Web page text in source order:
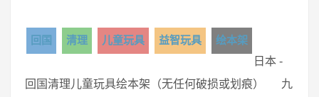
回国 清理 儿童玩具 益智玩具
绘本架
日本 -
回国清理儿童玩具绘本架（无任何破损或划痕） 九